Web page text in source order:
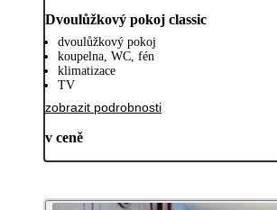
Dvoulůžkový pokoj classic
dvoulůžkový pokoj
koupelna, WC, fén
klimatizace
TV
zobrazit podrobnosti
v ceně